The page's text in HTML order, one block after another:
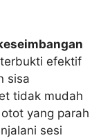
efektif
sisa
tidak mudah
yang parah
sesi